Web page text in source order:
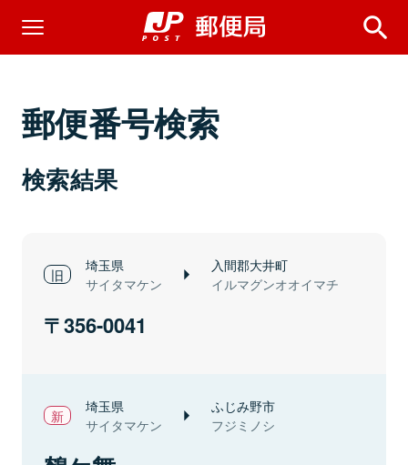
郵便番号検索
検索結果
埼玉県
サイタマケン
入間郡大井町
イルマグンオオイマチ
356-0041
埼玉県
サイタマケン
ふじみ野市
フジミノシ